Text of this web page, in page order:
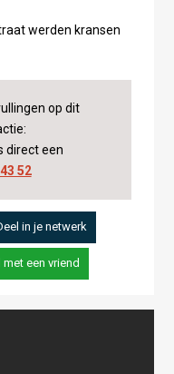
werden kransen
op dit
direct een
52
in je netwerk
met een vriend